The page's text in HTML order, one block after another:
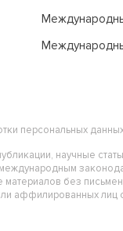
праву
персональных
научные
материалов без
аффилированных лиц